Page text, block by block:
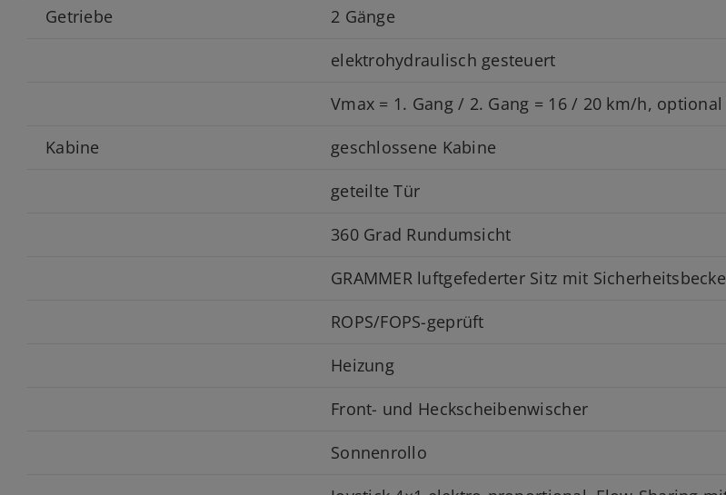
Getriebe
2 Gänge
elektrohydraulisch gesteuert
Vmax = 1. Gang / 2. Gang = 16 / 20 km/h,
Kabine
geschlossene Kabine
geteilte Tür
360 Grad Rundumsicht
GRAMMER luftgefederter Sitz mit
ROPS/FOPS-geprüft
Heizung
Front- und Heckscheibenwischer
Sonnenrollo